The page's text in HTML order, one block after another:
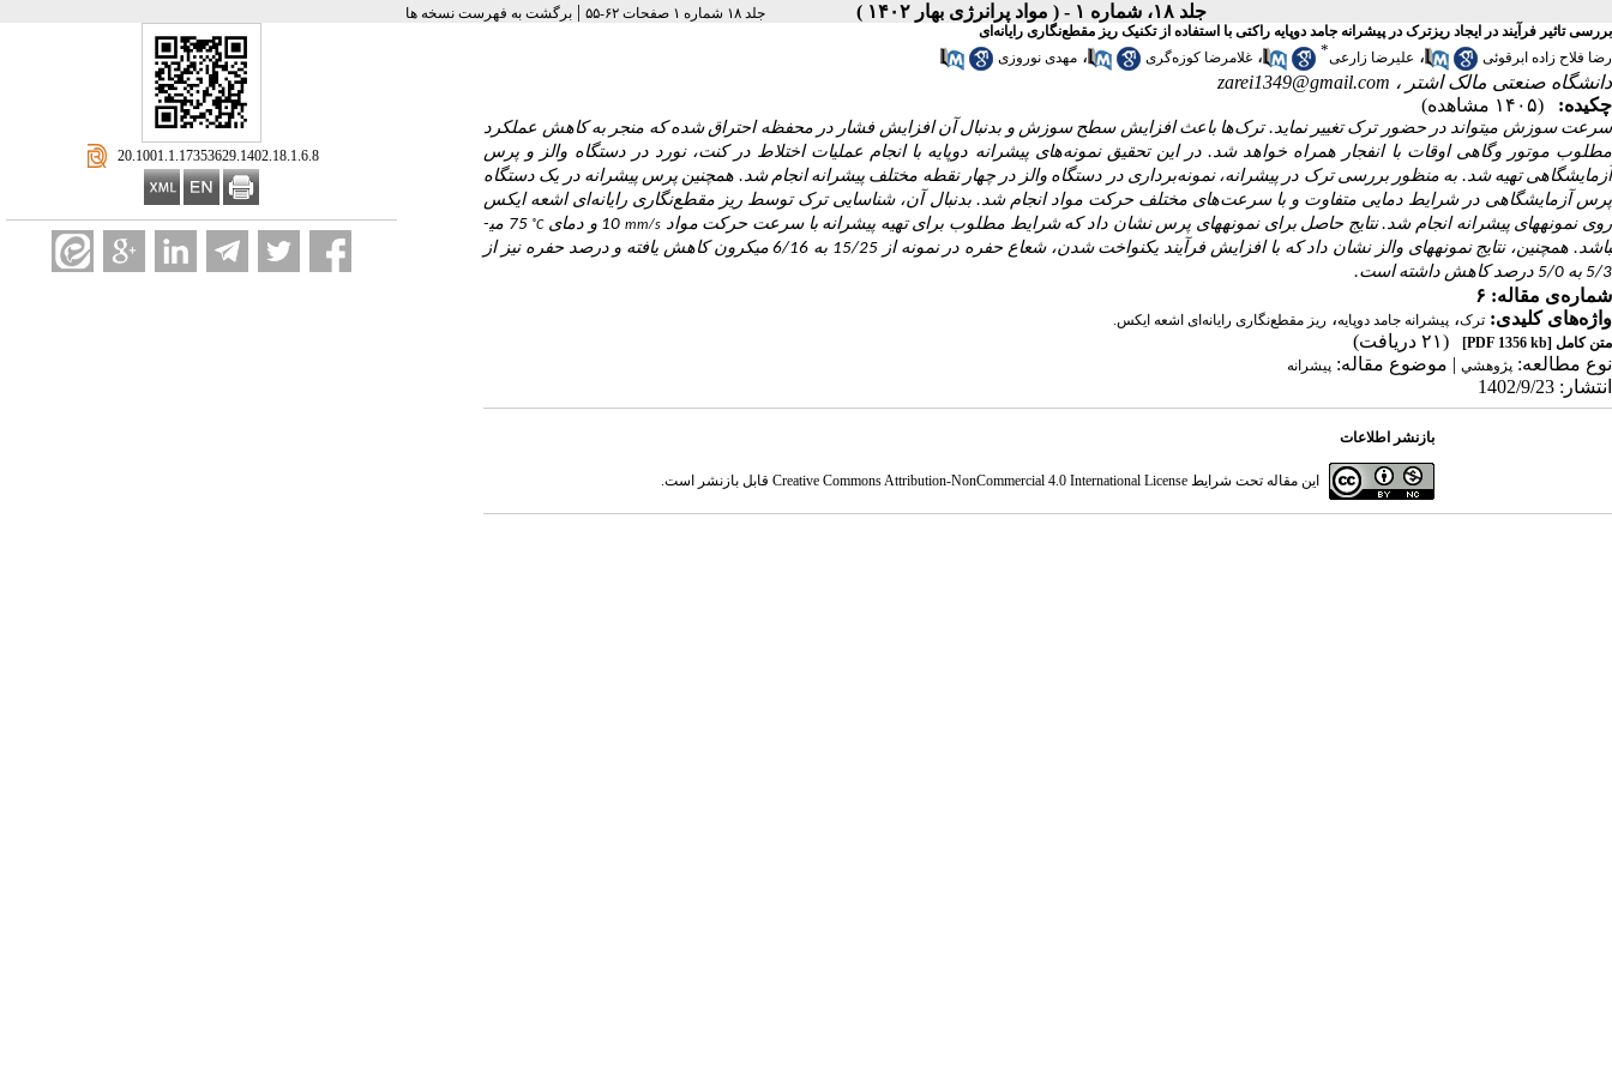
جلد ۱۸، شماره ۱ - ( مواد پرانرژی بهار ۱۴۰۲ ) جلد ۱۸ شماره ۱ صفحات ۶۲-۵۵ | برگشت به فهرست نسخه ها
‎ 20.1001.1.17353629.1402.18.1.6.8
بررسی تاثیر فرآیند در ایجاد ریزترک در پیشرانه جامد دوپایه راکتی با استفاده از تکنیک ریز مقطع‌نگاری رایانه‌ای
رضا فلاح زاده‌ ابرقوئی
، علیرضا زارعی* ، غلامرضا کوزه‌گری ، مهدی نوروزی
دانشگاه صنعتی مالک اشتر ، zarei1349@gmail.com
چکیده:
(۱۴۰۵ مشاهده)
سرعت سوزش می­تواند در حضور ترک‌ تغییر نماید.ترک‌ها باعث افزایش سطح سوزش و بدنبال آن افزایش فشار در محفظه احتراق شده که منجر به کاهش عملکرد
مطلوب موتور وگاهی اوقات با انفجار همراه خواهد شد. در این تحقیق نمونه‌های پیشرانه دوپایه با انجام عملیات اختلاط در کنت، نورد در دستگاه والز و پرس
آزمایشگاهی تهیه شد. به منظور بررسی ترک در پیشرانه، نمونه‌برداری در دستگاه والز در چهار نقطه مختلف پیشرانه انجام شد. همچنین پرس پیشرانه در یک دستگاه
پرس آزمایشگاهی در شرایط دمایی متفاوت و با سرعت‌های مختلف حرکت مواد انجام شد. بدنبال آن، شناسایی ترک توسط ریز مقطع‌نگاری رایانه‌ای اشعه ایکس
روی نمونه­های پیشرانه انجام شد. نتایج حاصل برای نمونه­های پرس نشان داد که شرایط مطلوب برای تهیه پیشرانه با سرعت حرکت مواد mm/s10 و دمای ˚C
75 می­
باشد. همچنین، نتایج نمونه­های والز نشان داد که با افزایش فرآیند یکنواخت شدن، شعاع حفره در نمونه از 15/25 به 6/16 میکرون کاهش یافته و درصد حفره نیز از
5/3 به 5/0 درصد کاهش داشته است.
شماره‌ی مقاله: ۶
واژه‌های کلیدی: ترک، پیشرانه جامد دوپایه، ریز مقطع‌نگاری رایانه‌ای اشعه ایکس.
متن کامل [PDF 1356 kb]
(۲۱ دریافت)
نوع مطالعه: پژوهشي | موضوع مقاله: پیشرانه
انتشار: 1402/9/23
بازنشر اطلاعات
این مقاله تحت شرایط Creative Commons Attribution-NonCommercial 4.0 International Licenseقابل بازنشر است.